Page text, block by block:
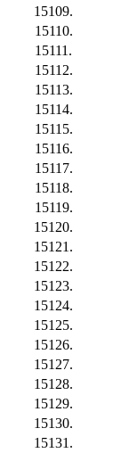
15109.
15110.
15111.
15112.
15113.
15114.
15115.
15116.
15117.
15118.
15119.
15120.
15121.
15122.
15123.
15124.
15125.
15126.
15127.
15128.
15129.
15130.
15131.